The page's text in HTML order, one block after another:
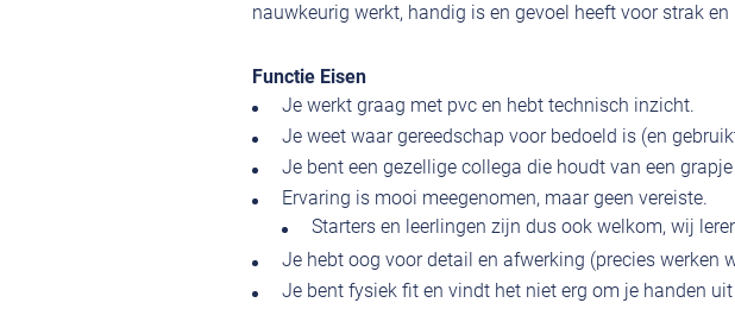
nauwkeurig werkt, handig is en gevoel heeft voor strak en
Functie Eisen
Je werkt graag met pvc en hebt technisch inzicht.
Je weet waar gereedschap voor bedoeld is (en
Je bent een gezellige collega die houdt van een grapje
Ervaring is mooi meegenomen, maar geen vereiste.
Starters en leerlingen zijn dus ook welkom, wij
Je hebt oog voor detail en afwerking (precies werken
Je bent fysiek fit en vindt het niet erg om je handen